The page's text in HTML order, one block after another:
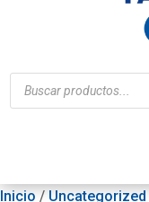
Búsqueda
de
productos
Inicio / Uncategorized